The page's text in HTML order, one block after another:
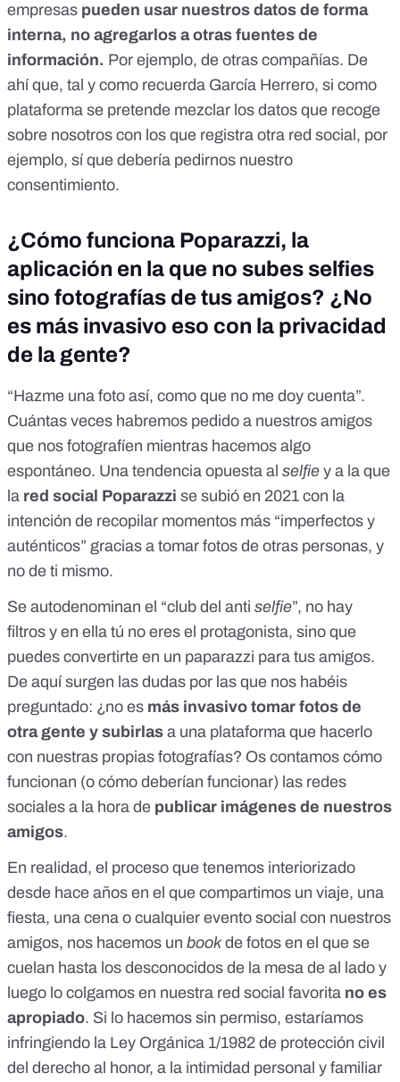
empresas pueden usar nuestros datos de forma
interna, no agregarlos a otras fuentes de
información. Por ejemplo, de otras compañías. De
ahí que, tal y como recuerda García Herrero, si como
plataforma se pretende mezclar los datos que recoge
sobre nosotros con los que registra otra red social, por
ejemplo, sí que debería pedirnos nuestro
consentimiento.
¿Cómo funciona Poparazzi, la
aplicación en la que no subes selfies
sino fotografías de tus amigos? ¿No
es más invasivo eso con la privacidad
de la gente?
“Hazme una foto así, como que no me doy cuenta”.
Cuántas veces habremos pedido a nuestros amigos
que nos fotografíen mientras hacemos algo
espontáneo. Una tendencia opuesta al selfie y a la que
la red social Poparazzi se subió en 2021 con la
intención de recopilar momentos más “imperfectos y
auténticos” gracias a tomar fotos de otras personas, y
no de ti mismo.
Se autodenominan el “club del anti selfie”, no hay
filtros y en ella tú no eres el protagonista, sino que
puedes convertirte en un paparazzi para tus amigos.
De aquí surgen las dudas por las que nos habéis
preguntado: ¿no es más invasivo tomar fotos de
otra gente y subirlas a una plataforma que hacerlo
con nuestras propias fotografías? Os contamos cómo
funcionan (o cómo deberían funcionar) las redes
sociales a la hora de publicar imágenes de nuestros
amigos.
En realidad, el proceso que tenemos interiorizado
desde hace años en el que compartimos un viaje, una
fiesta, una cena o cualquier evento social con nuestros
amigos, nos hacemos un bookde fotos en el que se
cuelan hasta los desconocidos de la mesa de al lado y
luego lo colgamos en nuestra red social favorita no es
apropiado. Si lo hacemos sin permiso, estaríamos
infringiendo la Ley Orgánica 1/1982 de protección civil
del derecho al honor, a la intimidad personal y familiar